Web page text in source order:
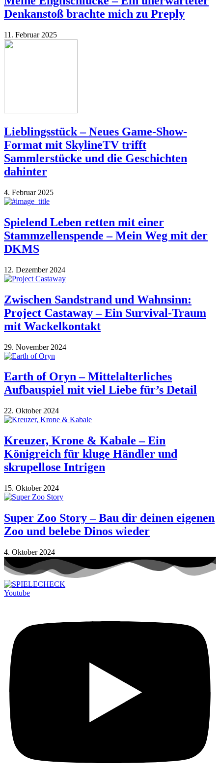
Denkanstoß brachte mich zu Preply
11. Februar 2025
Lieblingsstück – Neues Game-Show-
Format mit SkylineTV trifft
Sammlerstücke und die Geschichten
dahinter
4. Februar 2025
Spielend Leben retten mit einer
Stammzellenspende – Mein Weg mit der
DKMS
12. Dezember 2024
Zwischen Sandstrand und Wahnsinn:
Project Castaway – Ein Survival-Traum
mit Wackelkontakt
29. November 2024
Earth of Oryn – Mittelalterliches
Aufbauspiel mit viel Liebe für’s Detail
22. Oktober 2024
Kreuzer, Krone & Kabale – Ein
Königreich für kluge Händler und
skrupellose Intrigen
15. Oktober 2024
Super Zoo Story – Bau dir deinen eigenen
Zoo und belebe Dinos wieder
4. Oktober 2024
Youtube